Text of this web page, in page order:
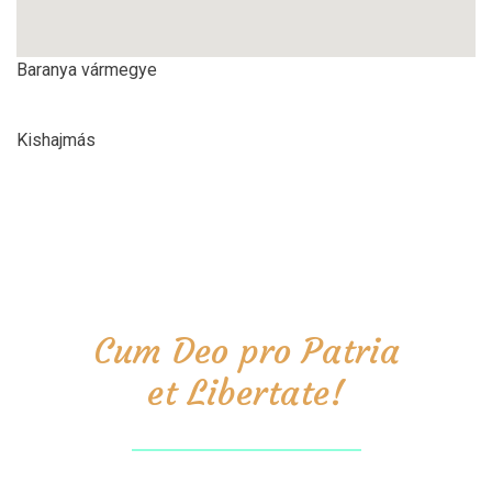
Baranya vármegye
Kishajmás
Cum Deo pro Patria
et Libertate!